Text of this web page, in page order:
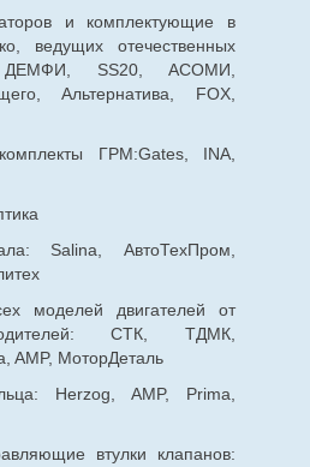
и комплектующие в
ведущих отечественных
ДЕМФИ, SS20, АСОМИ,
Альтернатива, FOX,
ГРМ:Gates, INA,
Salina, АвтоТехПром,
моделей двигателей от
СТК, ТДМК,
AMP, МоторДеталь
Herzog, AMP, Prima,
втулки клапанов: